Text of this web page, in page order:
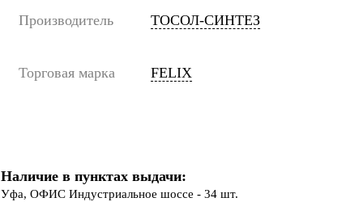
Производитель ТОСОЛ-СИНТЕЗ
Торговая марка FELIX
Наличие в пунктах выдачи:
Уфа, ОФИС Индустриальное шоссе - 34 шт.